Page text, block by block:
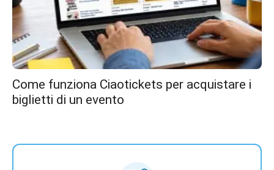
Come funziona Ciaotickets per acquistare i
biglietti di un evento